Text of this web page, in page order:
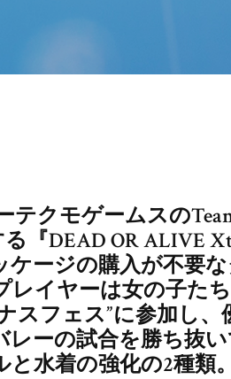
テクモゲームスの
『DEAD OR ALIVE
ケージの購入が不要
レイヤーは女の子た
スフェス”に参加し、
ーの試合を勝ち抜
水着の強化の2種類。